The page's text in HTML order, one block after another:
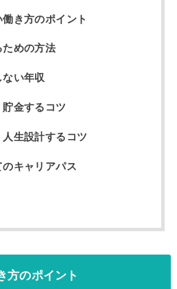
き方のポイント
ための方法
ない年収
金するコツ
生設計するコツ
キャリアパス
方のポイント